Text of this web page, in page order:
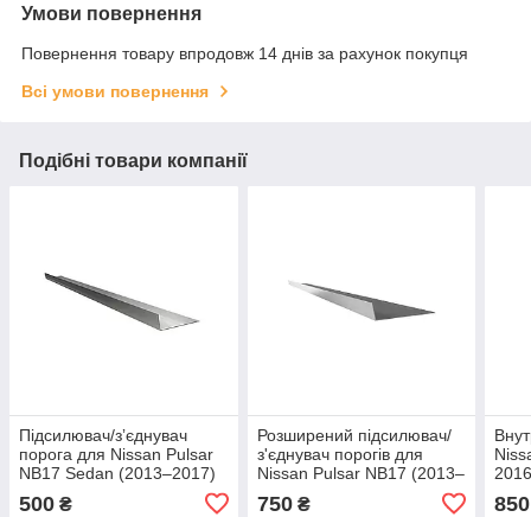
Умови повернення
Повернення товару впродовж 14 днів за рахунок покупця
Всі умови повернення
Подібні товари компанії
Підсилювач/зʼєднувач
порога для Nissan Pulsar
NB17 Sedan (2013–2017)
500 ₴
Розширений підсилювач/
з'єднувач порогів для
Nissan Pulsar NB17 (2013–
750₴ 850